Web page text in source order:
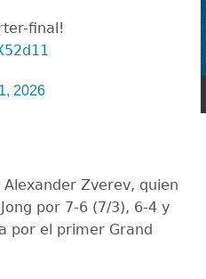
final!
2026
Zverev, quien
por 7-6 (7/3), 6-4 y
por el primer Grand